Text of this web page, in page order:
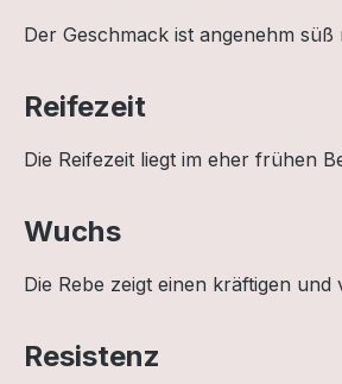
Der Geschmack ist angenehm
Reifezeit
Die Reifezeit liegt im eher frühen
Wuchs
Die Rebe zeigt einen kräftigen
Resistenz